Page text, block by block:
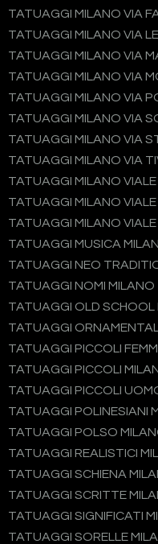
TATUAGGI MILANO VIA
TATUAGGI MILANO VIA
TATUAGGI MILANO VIA
TATUAGGI MILANO VIA
TATUAGGI MILANO VIA
TATUAGGI MILANO VIA
TATUAGGI MILANO VIA
TATUAGGI MILANO VIA
TATUAGGI MILANO
TATUAGGI MILANO
TATUAGGI MILANO
TATUAGGI MUSICA
TATUAGGI NEO
TATUAGGI NOMI MILANO
TATUAGGI OLD SCHOOL
TATUAGGI
TATUAGGI PICCOLI
TATUAGGI PICCOLI
TATUAGGI PICCOLI
TATUAGGI POLINESIANI
TATUAGGI POLSO
TATUAGGI REALISTICI
TATUAGGI SCHIENA
TATUAGGI SCRITTE
TATUAGGI SIGNIFICATI
TATUAGGI SORELLE